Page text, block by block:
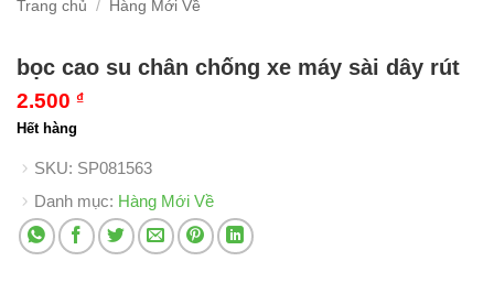
Trang chủ / Hàng Mới Về
bọc cao su chân chống xe máy sài dây rút
2.500 ₫
Hết hàng
SKU: SP081563
Danh mục: Hàng Mới Về